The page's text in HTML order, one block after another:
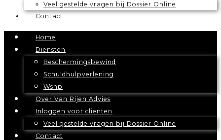
Veel gestelde vragen bij Dossier Online
Contact
Home
Diensten
Beschermingsbewind
Schuldhulpverlening
Wsnp
Over Van Rijen Advies
Inloggen voor cliënten
Veel gestelde vragen bij Dossier Online
Contact